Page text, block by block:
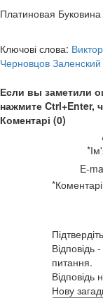
Платиновая Буковина
Ключові слова:
Черновцов Заленский
Если вы заметили
нажмите Ctrl+Enter,
Коментарі (0)
*
E-
*
Відповідь
питання.
Відповідь
Нову